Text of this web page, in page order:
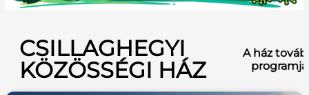
CSILLAGHEGYI
KÖZÖSSÉGI HÁZ
A ház